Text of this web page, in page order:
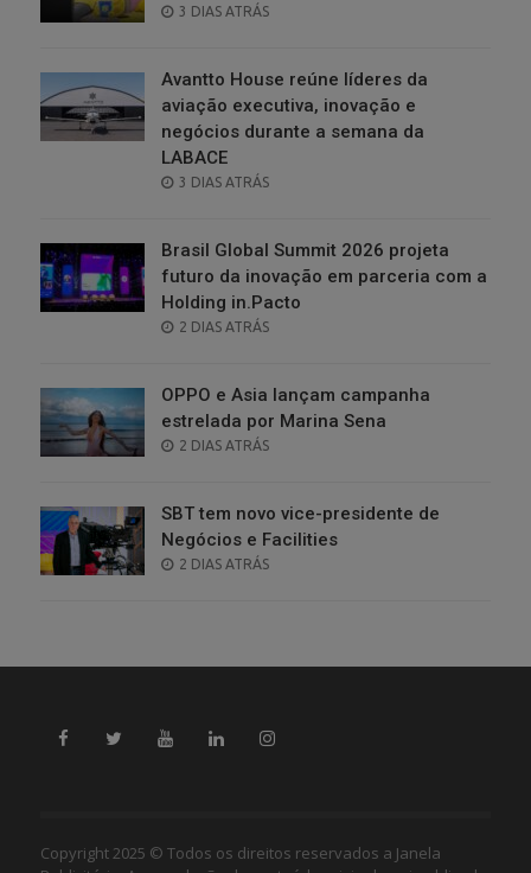
POSTED
3 DIAS ATRÁS
Avantto House reúne líderes da
aviação executiva, inovação e
negócios durante a semana da
LABACE
POSTED
3 DIAS ATRÁS
Brasil Global Summit 2026 projeta
futuro da inovação em parceria com a
Holding in.Pacto
POSTED
2 DIAS ATRÁS
OPPO e Asia lançam campanha
estrelada por Marina Sena
POSTED
2 DIAS ATRÁS
SBT tem novo vice-presidente de
Negócios e Facilities
POSTED
2 DIAS ATRÁS
Copyright 2025 © Todos os direitos reservados a Janela